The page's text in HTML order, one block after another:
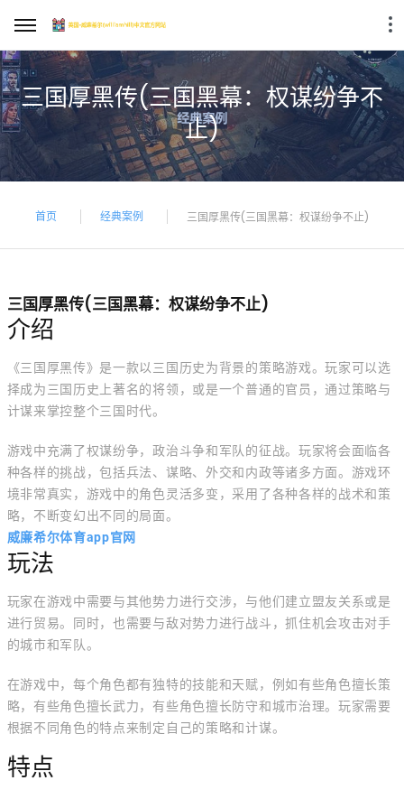
三国厚黑传(三国黑幕：权谋纷争不
止)
首页 经典案例 三国厚黑传(三国黑幕：权谋纷争不止)
三国厚黑传(三国黑幕：权谋纷争不止)
介绍
《三国厚黑传》是一款以三国历史为背景的策略游戏。玩家可以选
择成为三国历史上著名的将领，或是一个普通的官员，通过策略与
计谋来掌控整个三国时代。
游戏中充满了权谋纷争，政治斗争和军队的征战。玩家将会面临各
种各样的挑战，包括兵法、谋略、外交和内政等诸多方面。游戏环
境非常真实，游戏中的角色灵活多变，采用了各种各样的战术和策
略，不断变幻出不同的局面。
威廉希尔体育app官网
玩法
玩家在游戏中需要与其他势力进行交涉，与他们建立盟友关系或是
进行贸易。同时，也需要与敌对势力进行战斗，抓住机会攻击对手
的城市和军队。
在游戏中，每个角色都有独特的技能和天赋，例如有些角色擅长策
略，有些角色擅长武力，有些角色擅长防守和城市治理。玩家需要
根据不同角色的特点来制定自己的策略和计谋。
特点